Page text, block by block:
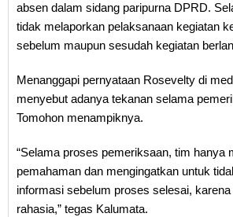
absen dalam sidang paripurna DPRD.
tidak melaporkan pelaksanaan kegiatan
sebelum maupun sesudah kegiatan
Menanggapi pernyataan Rosevelty di
menyebut adanya tekanan selama
Tomohon menampiknya.
“Selama proses pemeriksaan, tim hanya
pemahaman dan mengingatkan untuk
informasi sebelum proses selesai,
rahasia,” tegas Kalumata.